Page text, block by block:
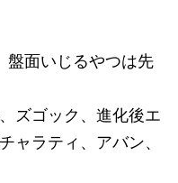
盤面いじるやつは先
ズゴック、進化後エ
ャラティ、アバン、